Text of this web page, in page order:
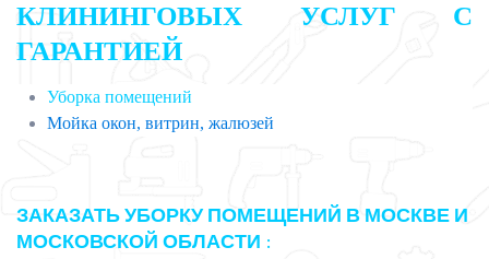
КЛИНИНГОВЫХ УСЛУГ С
ГАРАНТИЕЙ
Уборка помещений
Мойка окон, витрин, жалюзей
ЗАКАЗАТЬ УБОРКУ ПОМЕЩЕНИЙ В МОСКВЕ И
МОСКОВСКОЙ ОБЛАСТИ :